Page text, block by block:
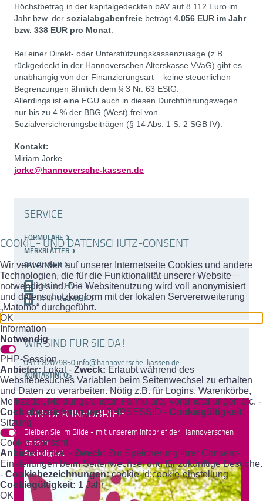
COOKIE- UND DATENSCHUTZ-CONSENT
Wir verwenden auf unserer Internetseite Cookies und andere
Technologien, die für die Funktionalität unserer Website
notwendig sind. Die Websitenutzung wird voll anonymisiert
und datenschutzkonform mit der lokalen Servererweiterung
„Matomo“ durchgeführt.
OK
Information
Notwendig
PHP-Session
Anbieter: Lokal - Zweck: Erlaubt während des
Websitebesuches Variablen beim Seitenwechsel zu erhalten
und Daten zu verarbeiten. Nötig z.B. für Logins, Warenkörbe,
Merkzettel, Meldungsfenster, Formulare, Voreinstellungen etc. -
Cookiebezeichnungen:PHPSESSID - Cookiegültigkeit:
Sitzung
Cookie-Consent
Anbieter:Lokal - Zweck: Zur Speicherung Ihrer Consent-
Einstellungen beim Seitenwechsel und für zukünftige Besuche.
- Cookiebezeichnungen:cookie-id;cookie-einstellung -
Cookiegültigkeit: 1 Jahr
OK
Höchstbetrag in der kapitalgedeckten bAV auf 8.112 Euro im
Jahr bzw. der sozialabgabenfreie beträgt 4.056 EUR im Jahr
bzw. 338 EUR pro Monat.
Bei einer Direkt- oder Unterstützungskassenzusage (z.B.
rückgedeckt in der Hannoverschen Alterskasse VVaG) gibt es –
unabhängig von der Finanzierungsart – keine steuerlichen
Begrenzungen ähnlich dem § 3 Nr. 63 EStG.
Allerdings ist eine EGU auch in diesen Durchführungswegen
nur bis zu 4 % der BBG (West) frei von
Sozialversicherungsbeiträgen (§ 14 Abs. 1 S. 2 SGB IV).
Kontakt:
Miriam Jorke
jorke@hannoversche-kassen.de
SERVICE
FORMULARE
MERKBLÄTTER
SATZUNGEN
EGU-RECHNER
TARIF-RECHNER
WIR SIND FÜR SIE DA!
0511 82079850 info@hannoversche-kassen.de
KONTAKTINFOS
WIR: DER INFOBRIEF
Bleiben Sie im Bilde - mit unserem Infobrief der Hannoverschen
Kassen.
Auch digital.